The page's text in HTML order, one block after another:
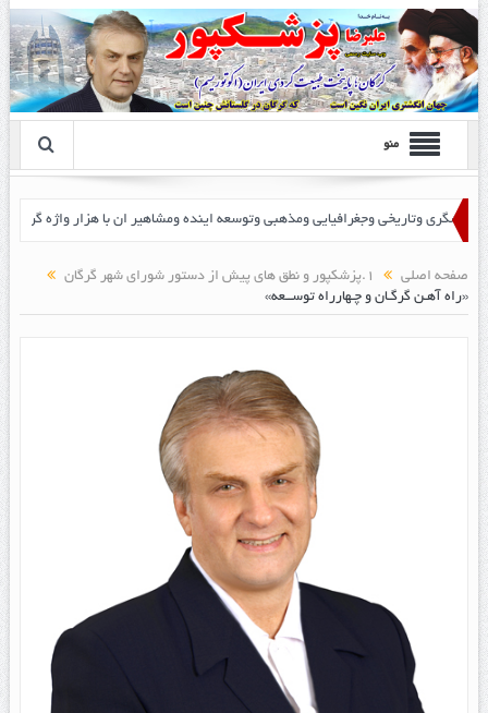
منو
صفحه اصلی
1.پزشکپور و نطق های پیش از دستور شورای شهر گرگان
«راه آهـن گرگـان و چـهارراه توســعه»